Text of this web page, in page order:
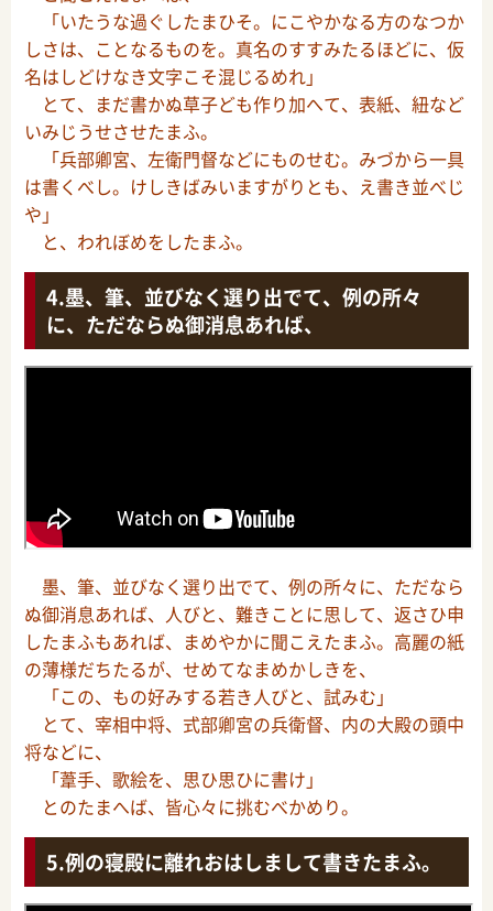
「いたうな過ぐしたまひそ。にこやかなる方のなつか
しさは、ことなるものを。真名のすすみたるほどに、仮
名はしどけなき文字こそ混じるめれ」
とて、まだ書かぬ草子ども作り加へて、表紙、紐など
いみじうせさせたまふ。
「兵部卿宮、左衛門督などにものせむ。みづから一具
は書くべし。けしきばみいますがりとも、え書き並べじ
や」
と、われぼめをしたまふ。
墨、筆、並びなく選り出でて、例の所々
に、ただならぬ御消息あれば、
墨、筆、並びなく選り出でて、例の所々に、ただなら
ぬ御消息あれば、人びと、難きことに思して、返さひ申
したまふもあれば、まめやかに聞こえたまふ。高麗の紙
の薄様だちたるが、せめてなまめかしきを、
「この、もの好みする若き人びと、試みむ」
とて、宰相中将、式部卿宮の兵衛督、内の大殿の頭中
将などに、
「葦手、歌絵を、思ひ思ひに書け」
とのたまへば、皆心々に挑むべかめり。
例の寝殿に離れおはしまして書きたまふ。